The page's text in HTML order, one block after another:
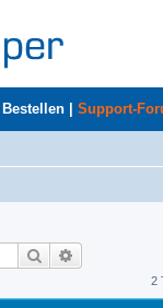
Bestellen Support-
Suche
2